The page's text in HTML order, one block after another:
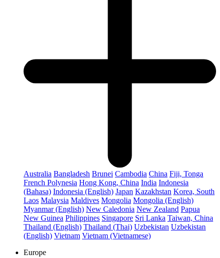
Australia Bangladesh Brunei Cambodia China Fiji, Tonga
French Polynesia Hong Kong, China India Indonesia
(Bahasa) Indonesia (English) Japan Kazakhstan Korea, South
Laos Malaysia Maldives Mongolia Mongolia (English)
Myanmar (English) New Caledonia New Zealand Papua
New Guinea Philippines Singapore Sri Lanka Taiwan, China
Thailand (English) Thailand (Thai) Uzbekistan Uzbekistan
(English) Vietnam Vietnam (Vietnamese)
Europe